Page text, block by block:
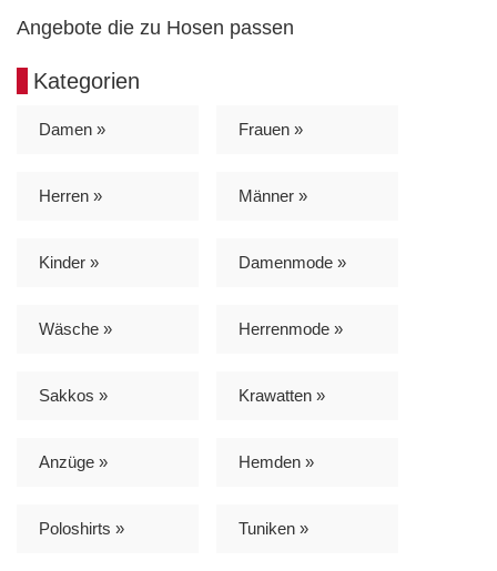
Angebote die zu Hosen passen
Kategorien
Damen » Frauen »
Herren » Männer »
Kinder » Damenmode »
Wäsche » Herrenmode »
Sakkos » Krawatten »
Anzüge » Hemden »
Poloshirts » Tuniken »